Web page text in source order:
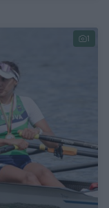
1